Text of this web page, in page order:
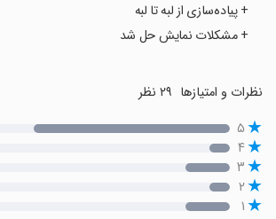
+ پیاده‌سازی از لبه تا لبه
+ مشکلات نمایش حل شد
نظرات و امتیازها
۵
۴
۳
۲
۱